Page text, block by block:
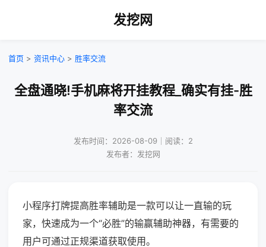
发挖网
首页 > 资讯中心 > 胜率交流
全盘通晓!手机麻将开挂教程_确实有挂-胜
率交流
发布时间：2026-08-09｜阅读：2
发布者：发挖网
小程序打牌提高胜率辅助是一款可以让一直输的玩
家，快速成为一个“必胜”的输赢辅助神器，有需要的
用户可通过正规渠道获取使用。